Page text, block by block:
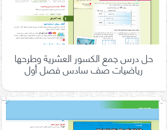
حل درس جمع الكسور العشرية وطرحها
رياضيات صف سادس فصل أول